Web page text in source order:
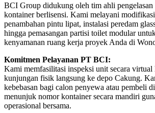
BCI Group didukung oleh tim ahli pengelasan
kontainer berlisensi. Kami melayani
penambahan pintu lipat, instalasi peredam
hingga pemasangan partisi toilet modular
kenyamanan ruang kerja proyek Anda di
Komitmen Pelayanan PT BCI:
Kami memfasilitasi inspeksi unit secara
kunjungan fisik langsung ke depo Cakung.
kebebasan bagi calon penyewa atau pembeli
menunjuk nomor kontainer secara mandiri
operasional bersama.